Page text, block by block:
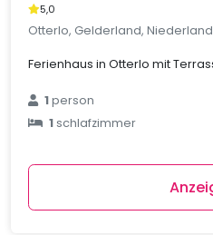
5,0
Otterlo, Gelderland,
Ferienhaus in Otterlo mit
1person
1schlafzimmer